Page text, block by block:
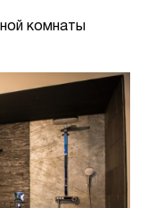
комнаты